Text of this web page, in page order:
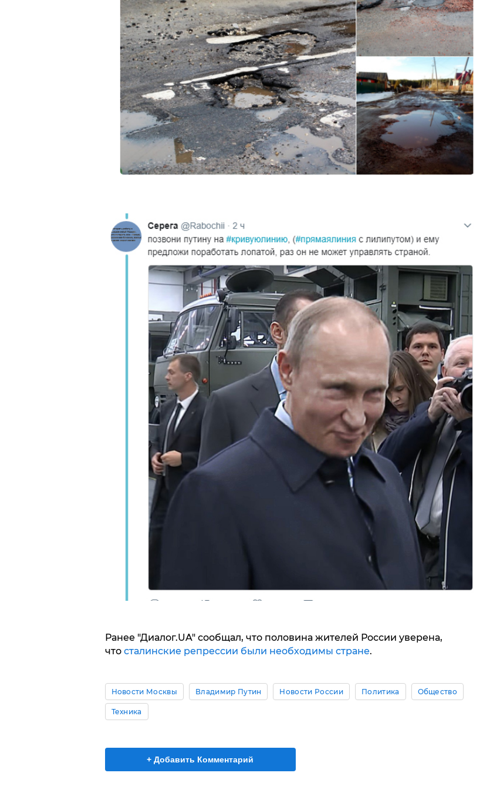
Ранее "Диалог.UA" сообщал, что половина жителей России уверена,
что сталинские репрессии были необходимы стране.
Новости Москвы Владимир Путин Новости России Политика Общество
Техника
+ Добавить Комментарий